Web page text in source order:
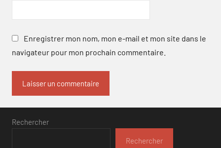
Enregistrer mon nom, mon e-mail et mon site dans le
navigateur pour mon prochain commentaire.
Rechercher
Rechercher